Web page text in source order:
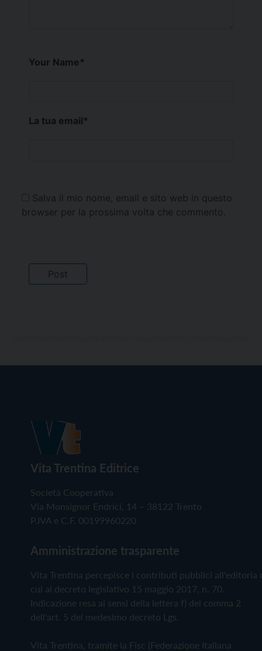
Your Name*
La tua email*
Salva il mio nome, email e sito web in questo
browser per la prossima volta che commento.
Vita Trentina Editrice
Società Cooperativa
Via Monsignor Endrici, 14 – 38122 Trento
P.IVA e C.F. 00199960220
Amministrazione trasparente
Vita Trentina percepisce i contributi pubblici all'editoria
cui al decreto legislativo 15 maggio 2017, n. 70.
Indicazione resa ai sensi della lettera f) del comma 2
dell'art. 5 del medesimo decreto Lgs.
Vita Trentina, tramite la Fisc (Federazione Italiana